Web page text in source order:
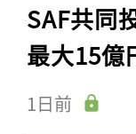
SAF共同
最大15億
1日前